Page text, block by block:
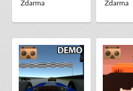
Zdarma Zdarma